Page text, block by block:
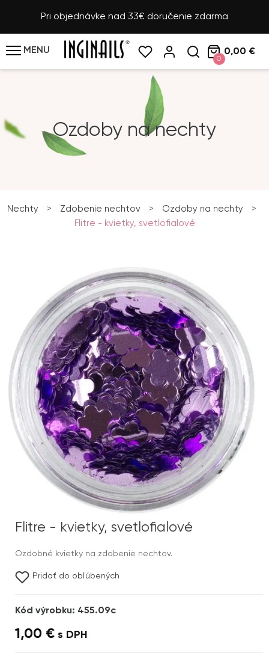
Pri objednávke nad 33€ doručenie zdarma
MENU
0
0,00 €
Ozdoby na nechty
Nechty > Zdobenie nechtov > Ozdoby na nechty
>
Flitre - kvietky, svetlofialové
Flitre - kvietky, svetlofialové
Ozdobné kvietky na zdobenie nechtov.
Pridať do obľúbených
Kód výrobku: 455.09c
1,00 € s DPH